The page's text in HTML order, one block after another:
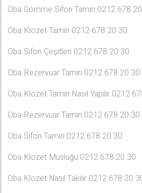
Oba Gömme Sifon Tamiri 0212 678
Oba Klozet Tamiri 0212 678 20 30
Oba Sifon Çeşitleri 0212 678 20 30
Oba Rezervuar Tamiri 0212 678 20 30
Oba Klozet Tamiri Nasıl Yapılır 0212
Oba Rezervuar Tamiri 0212 678 20 30
Oba Sifon Tamiri 0212 678 20 30
Oba Klozet Musluğu 0212 678 20 30
Oba Klozet Nasıl Takılır 0212 678 20